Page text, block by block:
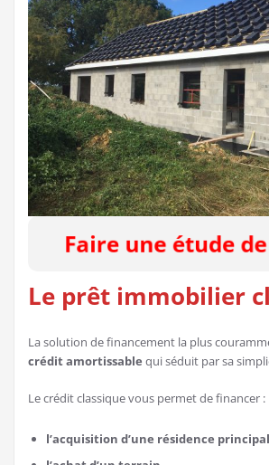
Le prêt immobilier
La solution de financement la plus
crédit amortissable qui séduit par sa
Le crédit classique vous permet de financer :
l’acquisition d’une résidence